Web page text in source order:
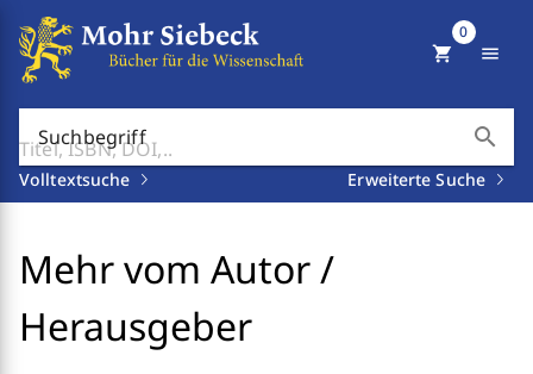
Suchbegriff search
Volltextsuche Erweiterte Suche
shopping_cart
0
menu
Mehr vom Autor /
Herausgeber